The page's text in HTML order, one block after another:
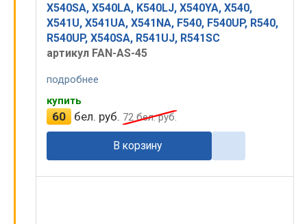
X540SA, X540LA, K540LJ, X540YA, X540,
X541U, X541UA, X541NA, F540, F540UP, R540,
R540UP, X540SA, R541UJ, R541SC
артикул FAN-AS-45
подробнее
купить
60 бел. руб. 72бел. руб.
В корзину